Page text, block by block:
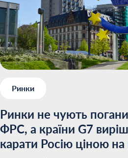
Ринки
Ринки не чують
ФРС, а країни G7
карати Росію ціною